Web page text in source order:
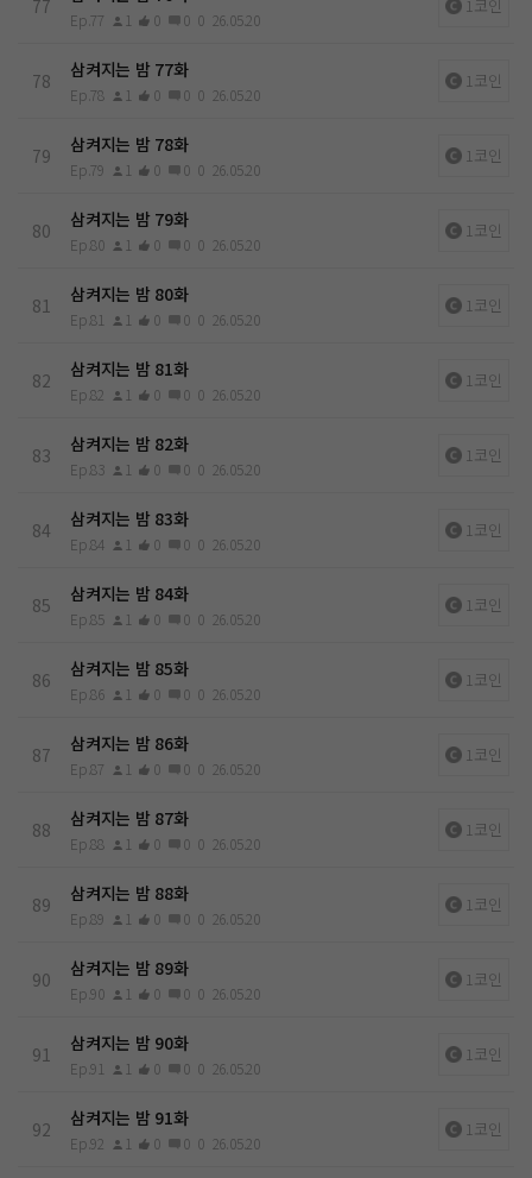
77
Ep.77 1 0 0 0 26.05.20
1코인
78 삼켜지는 밤 77화
Ep.78 1 0 0 0 26.05.20
1코인
79 삼켜지는 밤 78화
Ep.79 1 0 0 0 26.05.20
1코인
80 삼켜지는 밤 79화
Ep.80 1 0 0 0 26.05.20
1코인
81 삼켜지는 밤 80화
Ep.81 1 0 0 0 26.05.20
1코인
82 삼켜지는 밤 81화
Ep.82 1 0 0 0 26.05.20
1코인
83 삼켜지는 밤 82화
Ep.83 1 0 0 0 26.05.20
1코인
84 삼켜지는 밤 83화
Ep.84 1 0 0 0 26.05.20
1코인
85 삼켜지는 밤 84화
Ep.85 1 0 0 0 26.05.20
1코인
86 삼켜지는 밤 85화
Ep.86 1 0 0 0 26.05.20
1코인
87 삼켜지는 밤 86화
Ep.87 1 0 0 0 26.05.20
1코인
88 삼켜지는 밤 87화
Ep.88 1 0 0 0 26.05.20
1코인
89 삼켜지는 밤 88화
Ep.89 1 0 0 0 26.05.20
1코인
90 삼켜지는 밤 89화
Ep.90 1 0 0 0 26.05.20
1코인
91 삼켜지는 밤 90화
Ep.91 1 0 0 0 26.05.20
1코인
92 삼켜지는 밤 91화
Ep.92 1 0 0 0 26.05.20
1코인